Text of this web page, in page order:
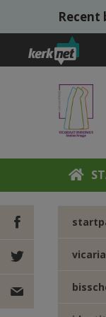
Overslaan en naar
Recent
DEEL OP
FACEBOOK
DEEL OP